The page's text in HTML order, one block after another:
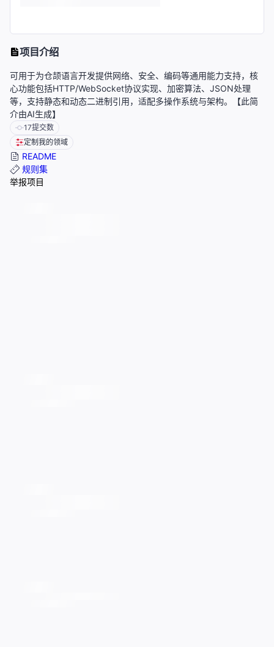
项目介绍
可用于为仓颉语言开发提供网络、安全、编码等通用能力支持，核
心功能包括HTTP/WebSocket协议实现、加密算法、JSON处理
等，支持静态和动态二进制引用，适配多操作系统与架构。【此简
介由AI生成】
17提交数
定制我的领域
README
规则集
举报项目